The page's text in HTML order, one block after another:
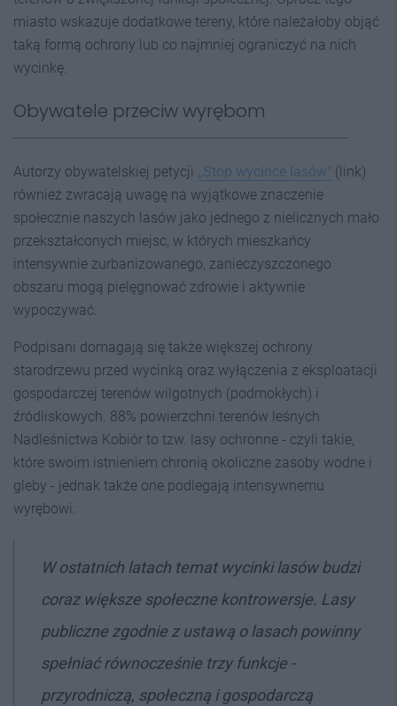
miasto wskazuje dodatkowe tereny, które należałoby objąć
taką formą ochrony lub co najmniej ograniczyć na nich
wycinkę.
Obywatele przeciw wyrębom
Autorzy obywatelskiej petycji ,,Stop wycince lasów" (link)
również zwracają uwagę na wyjątkowe znaczenie
społecznie naszych lasów jako jednego z nielicznych mało
przekształconych miejsc, w których mieszkańcy
intensywnie zurbanizowanego, zanieczyszczonego
obszaru mogą pielęgnować zdrowie i aktywnie
wypoczywać.
Podpisani domagają się także większej ochrony
starodrzewu przed wycinką oraz wyłączenia z eksploatacji
gospodarczej terenów wilgotnych (podmokłych) i
źródliskowych. 88% powierzchni terenów leśnych
Nadleśnictwa Kobiór to tzw. lasy ochronne - czyli takie,
które swoim istnieniem chronią okoliczne zasoby wodne i
gleby - jednak także one podlegają intensywnemu
wyrębowi:
W ostatnich latach temat wycinki lasów budzi
coraz większe społeczne kontrowersje. Lasy
publiczne zgodnie z ustawą o lasach powinny
spełniać równocześnie trzy funkcje -
przyrodniczą, społeczną i gospodarczą